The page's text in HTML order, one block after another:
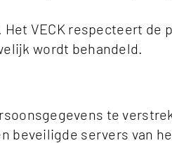
VECK respecteert de
wordt behandeld.
te
servers van